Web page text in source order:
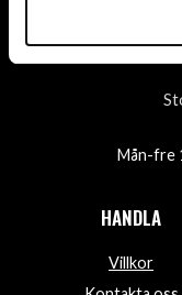
Mån-fre
HANDLA
Villkor